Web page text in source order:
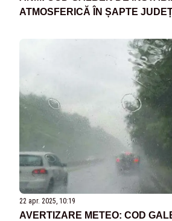
ATMOSFERICĂ ÎN ȘAPTE
22 apr. 2025, 10:19
AVERTIZARE METEO: COD